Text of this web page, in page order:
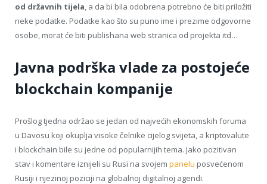
od državnih tijela, a da bi bila odobrena potrebno će biti priložiti
neke podatke. Podatke kao što su puno ime i prezime odgovorne
osobe, morat će biti publishana web stranica od projekta itd…
Javna podrška vlade za postojeće
blockchain kompanije
Prošlog tjedna održao se jedan od najvećih ekonomskih foruma
u Davosu koji okuplja visoke čelnike cijelog svijeta, a kriptovalute
i blockchain bile su jedne od popularnijih tema. Jako pozitivan
stav i komentare iznijeli su Rusi na svojem panelu posvećenom
Rusiji i njezinoj poziciji na globalnoj digitalnoj agendi.